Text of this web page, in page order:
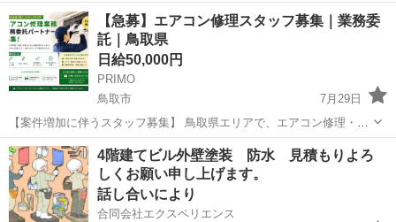
【急募】エアコン修理スタッフ募集｜業務委
託｜鳥取県
日給50,000円
PRIMO
鳥取市
7月29日
【案件増加に伴うスタッフ募集】 鳥取県エリアで、エアコン修理・メ
ンテナンスを担当していただける業務委託スタッフを募集していま
す。 【仕事内容】 一般家庭、オフィス、店舗などへ訪問し、エアコン
の状態を確認しま...
鳥取 鳥取市 建築 スタッフ
4階建てビル外壁塗装 防水 見積もりよろ
しくお願い申し上げます。
話し合いにより
合同会社エクスペリエンス